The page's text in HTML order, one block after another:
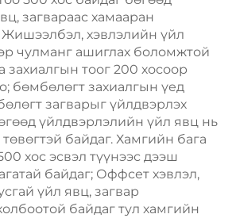
загвараас хамааран
Жишээлбэл, хэвлэлийн үйл
чулманг ашиглах боломжтой
захиалгын тоог 200 хосоор
бөмбөлөгт захиалгын үед
загварыг үйлдвэрлэх
үйлдвэрлэлийн үйл явц нь
байдаг. Хамгийн бага
хос эсвэл түүнээс дээш
байдаг; Оффсет хэвлэл,
үйл явц, загвар
байдаг тул хамгийн